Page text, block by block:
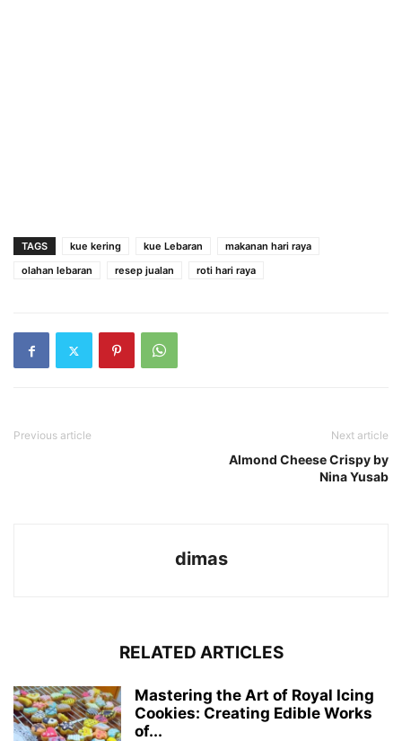
TAGS kue kering kue Lebaran
makanan hari raya
olahan lebaran
resep jualan roti hari raya
Previous article Next article
Almond Cheese Crispy by
Nina Yusab
dimas
RELATED ARTICLES
Mastering the Art of Royal Icing
Cookies: Creating Edible Works
of...